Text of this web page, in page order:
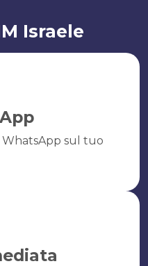
Israele
sul tuo